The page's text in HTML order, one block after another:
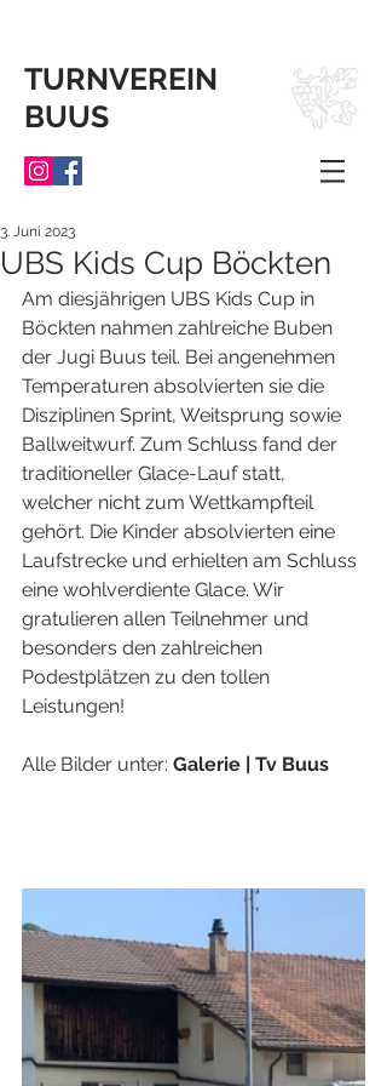
TURNVEREIN
BUUS
UBS Kids Cup Böckten
3. Juni 2023
Am diesjährigen UBS Kids Cup in
Böckten nahmen zahlreiche Buben
der Jugi Buus teil. Bei angenehmen
Temperaturen absolvierten sie die
Disziplinen Sprint, Weitsprung sowie
Ballweitwurf. Zum Schluss fand der
traditioneller Glace-Lauf statt,
welcher nicht zum Wettkampfteil
gehört. Die Kinder absolvierten eine
Laufstrecke und erhielten am Schluss
eine wohlverdiente Glace. Wir
gratulieren allen Teilnehmer und
besonders den zahlreichen
Podestplätzen zu den tollen
Leistungen!
Alle Bilder unter: Galerie | Tv Buus